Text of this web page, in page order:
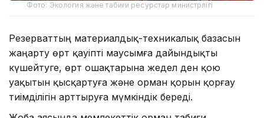
Фото: Экология және табиғи ресурстар министрлігі
Резерваттың материалдық-техникалық базасын
жаңарту өрт қауіпті маусымға дайындықты
күшейтуге, өрт ошақтарына жедел ден қою
уақытын қысқартуға және орман қорын қорғау
тиімділігін арттыруға мүмкіндік береді.